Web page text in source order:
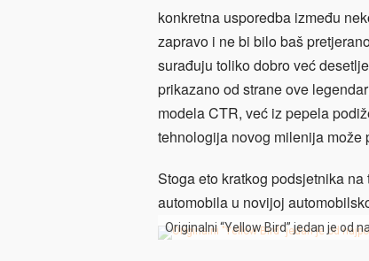
konkretna usporedba između
zapravo i ne bi bilo baš
surađuju toliko dobro već
prikazano od strane ove
modela CTR, već iz pepela
tehnologija novog milenija može
Stoga eto kratkog podsjetnika
automobila u novijoj
Originalni “Yellow Bird” jedan je od